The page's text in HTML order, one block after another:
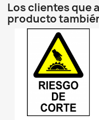
Los clientes que
producto